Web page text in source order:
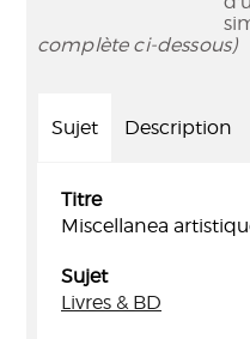
complète ci-dessous)
Sujet Description
Titre
Miscellanea
Sujet
Livres & BD